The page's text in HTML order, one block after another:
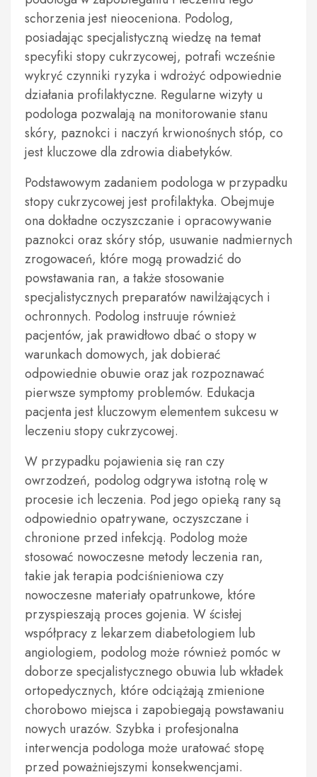
schorzenia jest nieoceniona. Podolog,
posiadając specjalistyczną wiedzę na temat
specyfiki stopy cukrzycowej, potrafi wcześnie
wykryć czynniki ryzyka i wdrożyć odpowiednie
działania profilaktyczne. Regularne wizyty u
podologa pozwalają na monitorowanie stanu
skóry, paznokci i naczyń krwionośnych stóp, co
jest kluczowe dla zdrowia diabetyków.
Podstawowym zadaniem podologa w przypadku
stopy cukrzycowej jest profilaktyka. Obejmuje
ona dokładne oczyszczanie i opracowywanie
paznokci oraz skóry stóp, usuwanie nadmiernych
zrogowaceń, które mogą prowadzić do
powstawania ran, a także stosowanie
specjalistycznych preparatów nawilżających i
ochronnych. Podolog instruuje również
pacjentów, jak prawidłowo dbać o stopy w
warunkach domowych, jak dobierać
odpowiednie obuwie oraz jak rozpoznawać
pierwsze symptomy problemów. Edukacja
pacjenta jest kluczowym elementem sukcesu w
leczeniu stopy cukrzycowej.
W przypadku pojawienia się ran czy
owrzodzeń, podolog odgrywa istotną rolę w
procesie ich leczenia. Pod jego opieką rany są
odpowiednio opatrywane, oczyszczane i
chronione przed infekcją. Podolog może
stosować nowoczesne metody leczenia ran,
takie jak terapia podciśnieniowa czy
nowoczesne materiały opatrunkowe, które
przyspieszają proces gojenia. W ścisłej
współpracy z lekarzem diabetologiem lub
angiologiem, podolog może również pomóc w
doborze specjalistycznego obuwia lub wkładek
ortopedycznych, które odciążają zmienione
chorobowo miejsca i zapobiegają powstawaniu
nowych urazów. Szybka i profesjonalna
interwencja podologa może uratować stopę
przed poważniejszymi konsekwencjami.